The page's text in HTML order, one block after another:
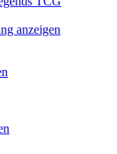
anzeigen